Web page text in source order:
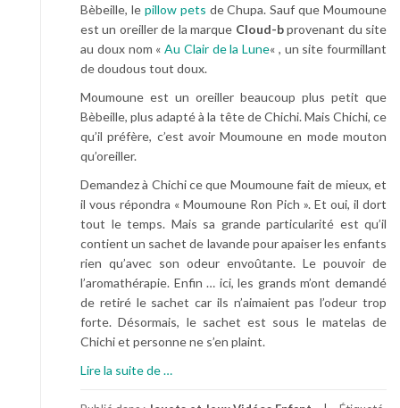
Bèbeille, le pillow pets de Chupa. Sauf que Moumoune
est un oreiller de la marque Cloud-bprovenant du site
au doux nom « Au Clair de la Lune« , un site fourmillant
de doudous tout doux.
Moumoune est un oreiller beaucoup plus petit que
Bèbeille, plus adapté à la tête de Chichi. Mais Chichi, ce
qu’il préfère, c’est avoir Moumoune en mode mouton
qu’oreiller.
Demandez à Chichi ce que Moumoune fait de mieux, et
il vous répondra « Moumoune Ron Pich ». Et oui, il dort
tout le temps. Mais sa grande particularité est qu’il
contient un sachet de lavande pour apaiser les enfants
rien qu’avec son odeur envoûtante. Le pouvoir de
l’aromathérapie. Enfin … ici, les grands m’ont demandé
de retiré le sachet car ils n’aimaient pas l’odeur trop
forte. Désormais, le sachet est sous le matelas de
Chichi et personne ne s’en plaint.
Lire la suite de…